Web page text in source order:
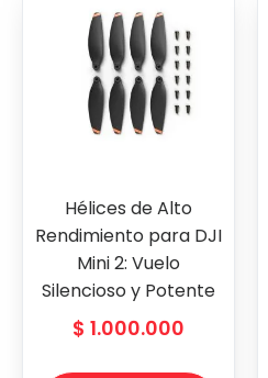
Hélices de Alto
Rendimiento para DJI
Mini 2: Vuelo
Silencioso y Potente
$ 1.000.000